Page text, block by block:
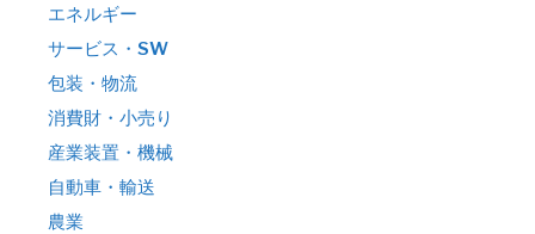
エネルギー
サービス・SW
包装・物流
消費財・小売り
産業装置・機械
自動車・輸送
農業